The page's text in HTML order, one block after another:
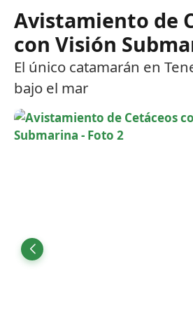
Avistamiento de
con Visión
El único catamarán en
bajo el mar